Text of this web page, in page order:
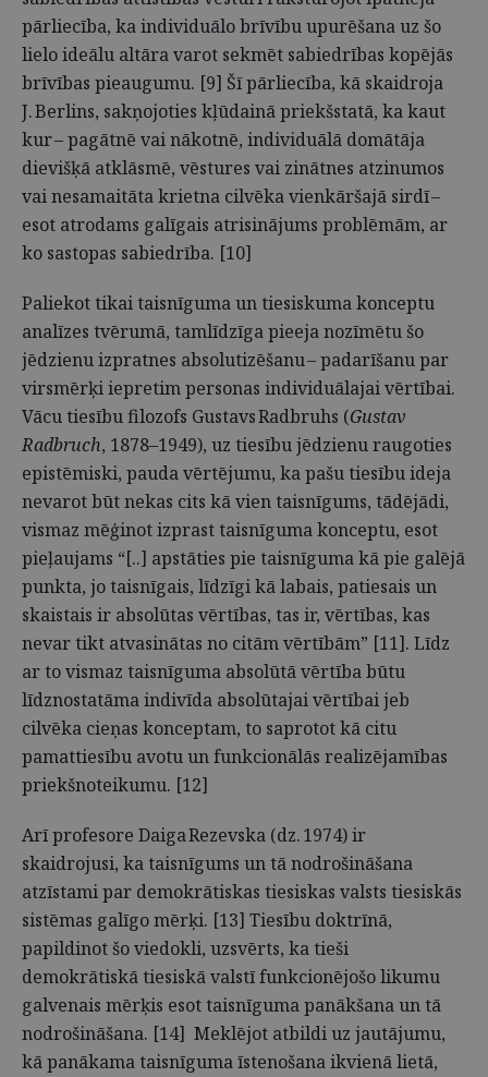
pārliecība, ka individuālo brīvību upurēšana uz šo
lielo ideālu altāra varot sekmēt sabiedrības kopējās
brīvības pieaugumu. [9] Šī pārliecība, kā skaidroja
J. Berlins, sakņojoties kļūdainā priekšstatā, ka kaut
kur – pagātnē vai nākotnē, individuālā domātāja
dievišķā atklāsmē, vēstures vai zinātnes atzinumos
vai nesamaitāta krietna cilvēka vienkāršajā sirdī –
esot atrodams galīgais atrisinājums problēmām, ar
ko sastopas sabiedrība. [10]
Paliekot tikai taisnīguma un tiesiskuma konceptu
analīzes tvērumā, tamlīdzīga pieeja nozīmētu šo
jēdzienu izpratnes absolutizēšanu – padarīšanu par
virsmērķi iepretim personas individuālajai vērtībai.
Vācu tiesību filozofs Gustavs Radbruhs (Gustav
Radbruch, 1878–1949), uz tiesību jēdzienu raugoties
epistēmiski, pauda vērtējumu, ka pašu tiesību ideja
nevarot būt nekas cits kā vien taisnīgums, tādējādi,
vismaz mēģinot izprast taisnīguma konceptu, esot
pieļaujams “[..] apstāties pie taisnīguma kā pie galējā
punkta, jo taisnīgais, līdzīgi kā labais, patiesais un
skaistais ir absolūtas vērtības, tas ir, vērtības, kas
nevar tikt atvasinātas no citām vērtībām” [11]. Līdz
ar to vismaz taisnīguma absolūtā vērtība būtu
līdznostatāma indivīda absolūtajai vērtībai jeb
cilvēka cieņas konceptam, to saprotot kā citu
pamattiesību avotu un funkcionālās realizējamības
priekšnoteikumu. [12]
Arī profesore Daiga Rezevska (dz. 1974) ir
skaidrojusi, ka taisnīgums un tā nodrošināšana
atzīstami par demokrātiskas tiesiskas valsts tiesiskās
sistēmas galīgo mērķi. [13] Tiesību doktrīnā,
papildinot šo viedokli, uzsvērts, ka tieši
demokrātiskā tiesiskā valstī funkcionējošo likumu
galvenais mērķis esot taisnīguma panākšana un tā
nodrošināšana. [14] Meklējot atbildi uz jautājumu,
kā panākama taisnīguma īstenošana ikvienā lietā,